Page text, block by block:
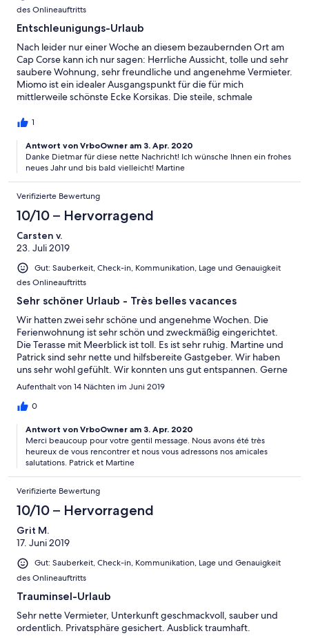
des Onlineauftritts
Entschleunigungs-Urlaub
Nach leider nur einer Woche an diesem bezaubernden Ort am
Cap Corse kann ich nur sagen: Herrliche Aussicht, tolle und sehr
saubere Wohnung, sehr freundliche und angenehme Vermieter.
Miomo ist ein idealer Ausgangspunkt für die für mich
mittlerweile schönste Ecke Korsikas. Die steile, schmale
aber ein bißchen Abenteuer gehört dazu. Also Martine: Didi war
1
Antwort von VrboOwner am 3. Apr. 2020
Danke Dietmar für diese nette Nachricht! Ich wünsche Ihnen ein frohes
neues Jahr und bis bald vielleicht! Martine
Verifizierte Bewertung
10/10 – Hervorragend
Carsten v.
23. Juli 2019
Gut: Sauberkeit, Check-in, Kommunikation, Lage und Genauigkeit
des Onlineauftritts
Sehr schöner Urlaub - Très belles vacances
Wir hatten zwei sehr schöne und angenehme Wochen. Die
Ferienwohnung ist sehr schön und zweckmäßig eingerichtet.
Die Terasse mit Meerblick ist toll. Es ist sehr ruhig. Martine und
Patrick sind sehr nette und hilfsbereite Gastgeber. Wir haben
uns sehr wohl gefühlt. Wir konnten uns gut entspannen. Gerne
kommen wir noch einmal wieder. Danke Nous avons passé deux
fonctionnel. La terrasse avec vue sur la mer est géniale. C'est
serviables. Nous nous sommes sentis très à l'aise. Nous
pourrions bien nous détendre. Nous sommes heureux de
revenir. Merci
Aufenthalt von 14 Nächten im Juni 2019
0
Antwort von VrboOwner am 3. Apr. 2020
Merci beaucoup pour votre gentil message. Nous avons été très
heureux de vous rencontrer et nous vous adressons nos amicales
salutations. Patrick et Martine
Verifizierte Bewertung
10/10 – Hervorragend
Grit M.
17. Juni 2019
Gut: Sauberkeit, Check-in, Kommunikation, Lage und Genauigkeit
des Onlineauftritts
Trauminsel-Urlaub
Sehr nette Vermieter, Unterkunft geschmackvoll, sauber und
ordentlich. Privatsphäre gesichert. Ausblick traumhaft.